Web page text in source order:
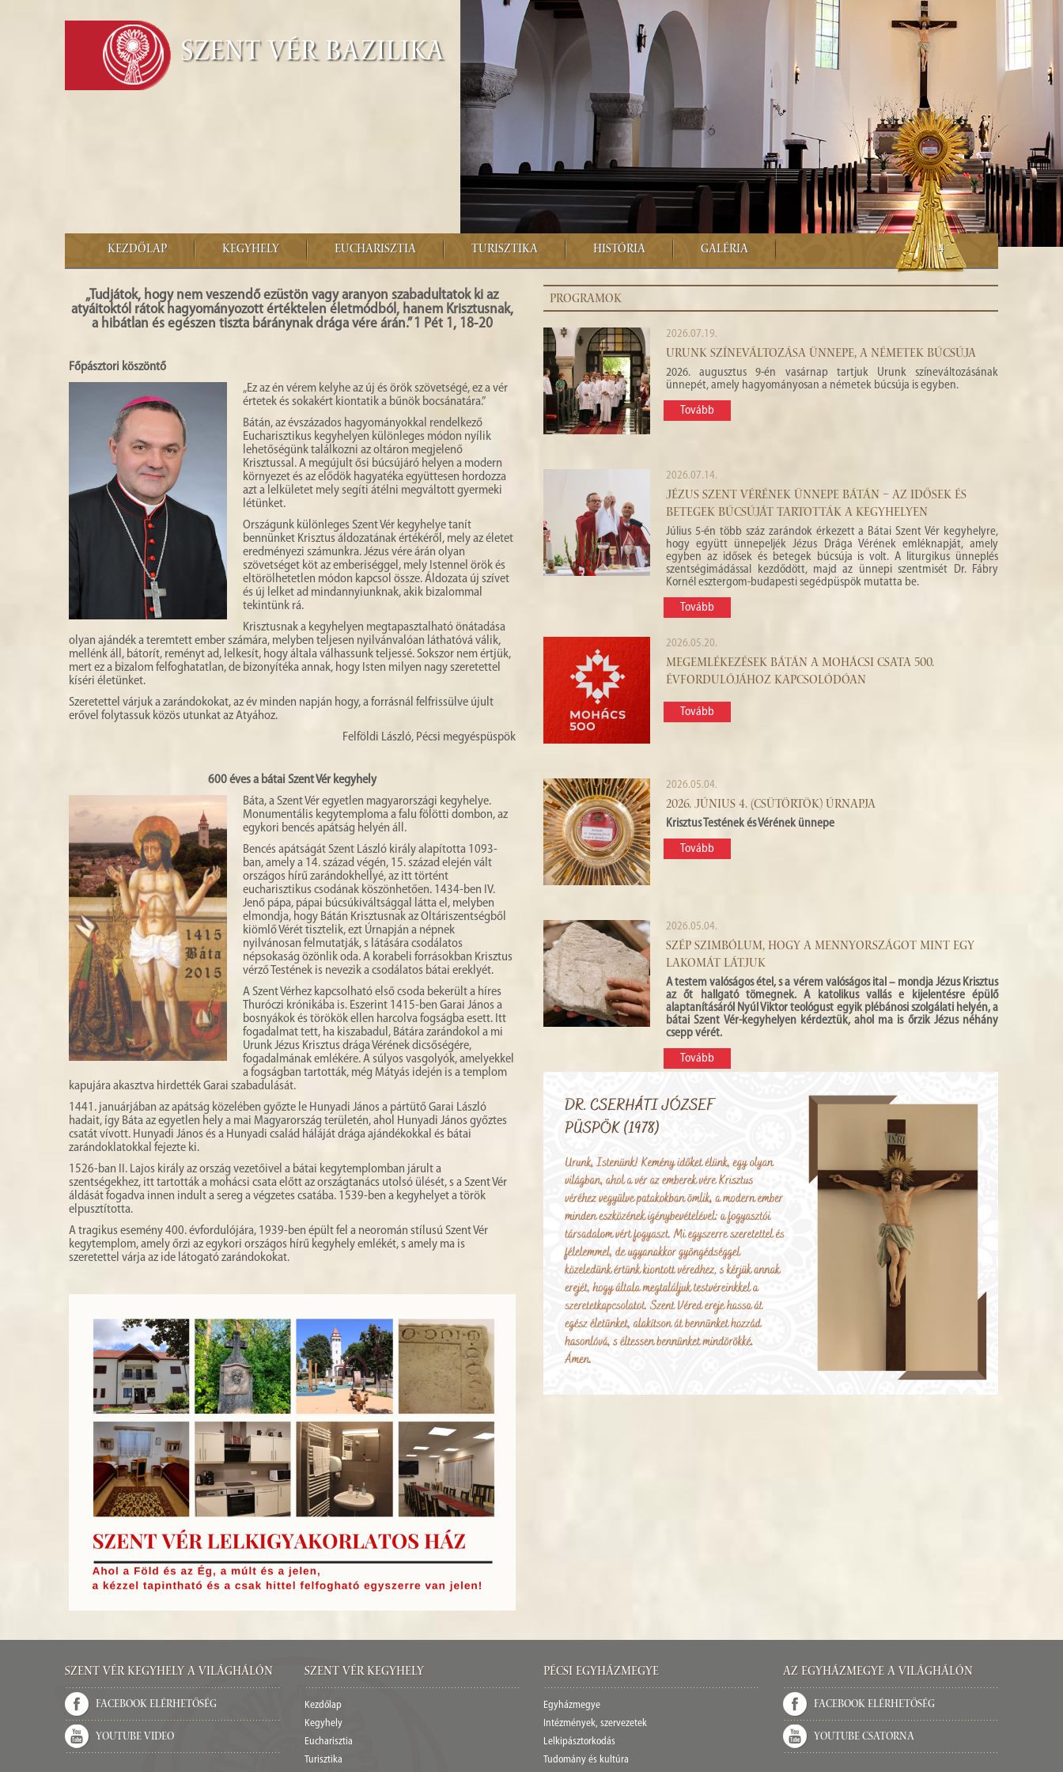
Szent Vér Bazilika
KEZDŐLAP KEGYHELY EUCHARISZTIA TURISZTIKA HISTÓRIA GALÉRIA 4
„Tudjátok, hogy nem veszendő ezüstön vagy aranyon szabadultatok ki az
atyáitoktól rátok hagyományozott értéktelen életmódból, hanem Krisztusnak,
a hibátlan és egészen tiszta báránynak drága vére árán.” 1 Pét 1, 18-20
Főpásztori köszöntő
„Ez az én vérem kelyhe az új és örök szövetségé, ez a vér
értetek és sokakért kiontatik a bűnök bocsánatára.”
Bátán, az évszázados hagyományokkal rendelkező
Eucharisztikus kegyhelyen különleges módon nyílik
lehetőségünk találkozni az oltáron megjelenő
Krisztussal. A megújult ősi búcsújáró helyen a modern
környezet és az elődök hagyatéka együttesen hordozza
azt a lelkületet mely segíti átélni megváltott gyermeki
létünket.
Országunk különleges Szent Vér kegyhelye tanít
bennünket Krisztus áldozatának értékéről, mely az életet
eredményezi számunkra. Jézus vére árán olyan
szövetséget köt az emberiséggel, mely Istennel örök és
eltörölhetetlen módon kapcsol össze. Áldozata új szívet
és új lelket ad mindannyiunknak, akik bizalommal
tekintünk rá.
Krisztusnak a kegyhelyen megtapasztalható önátadása
olyan ajándék a teremtett ember számára, melyben teljesen nyilvánvalóan láthatóvá válik,
mellénk áll, bátorít, reményt ad, lelkesít, hogy általa válhassunk teljessé. Sokszor nem értjük,
mert ez a bizalom felfoghatatlan, de bizonyítéka annak, hogy Isten milyen nagy szeretettel
kíséri életünket.
Szeretettel várjuk a zarándokokat, az év minden napján hogy, a forrásnál felfrissülve újult
erővel folytassuk közös utunkat az Atyához.
Felföldi László, Pécsi megyéspüspök
600 éves a bátai Szent Vér kegyhely
Báta, a Szent Vér egyetlen magyarországi kegyhelye.
Monumentális kegytemploma a falu fölötti dombon, az
egykori bencés apátság helyén áll.
Bencés apátságát Szent László király alapította 1093-
ban, amely a 14. század végén, 15. század elején vált
országos hírű zarándokhellyé, az itt történt
eucharisztikus csodának köszönhetően. 1434-ben IV.
Jenő pápa, pápai búcsúkiváltsággal látta el, melyben
elmondja, hogy Bátán Krisztusnak az Oltáriszentségből
kiömlő Vérét tisztelik, ezt Úrnapján a népnek
nyilvánosan felmutatják, s látására csodálatos
népsokaság özönlik oda. A korabeli forrásokban Krisztus
vérző Testének is nevezik a csodálatos bátai ereklyét.
A Szent Vérhez kapcsolható első csoda bekerült a híres
Thuróczi krónikába is. Eszerint 1415-ben Garai János a
bosnyákok és törökök ellen harcolva fogságba esett. Itt
fogadalmat tett, ha kiszabadul, Bátára zarándokol a mi
Urunk Jézus Krisztus drága Vérének dicsőségére,
fogadalmának emlékére. A súlyos vasgolyók, amelyekkel
a fogságban tartották, még Mátyás idején is a templom
kapujára akasztva hirdették Garai szabadulását.
1441. januárjában az apátság közelében győzte le Hunyadi János a pártütő Garai László
hadait, így Báta az egyetlen hely a mai Magyarország területén, ahol Hunyadi János győztes
csatát vívott. Hunyadi János és a Hunyadi család háláját drága ajándékokkal és bátai
zarándoklatokkal fejezte ki.
1526-ban II. Lajos király az ország vezetőivel a bátai kegytemplomban járult a
szentségekhez, itt tartották a mohácsi csata előtt az országtanács utolsó ülését, s a Szent Vér
áldását fogadva innen indult a sereg a végzetes csatába. 1539-ben a kegyhelyet a török
elpusztította.
A tragikus esemény 400. évfordulójára, 1939-ben épült fel a neoromán stílusú Szent Vér
kegytemplom, amely őrzi az egykori országos hírű kegyhely emlékét, s amely ma is
szeretettel várja az ide látogató zarándokokat.
PROGRAMOK
2026.07.19.
URUNK SZÍNEVÁLTOZÁSA ÜNNEPE, A NÉMETEK BÚCSÚJA
2026. augusztus 9-én vasárnap tartjuk Urunk színeváltozásának
ünnepét, amely hagyományosan a németek búcsúja is egyben.
Tovább
2026.07.14.
JÉZUS SZENT VÉRÉNEK ÜNNEPE BÁTÁN – AZ IDŐSEK ÉS
BETEGEK BÚCSÚJÁT TARTOTTÁK A KEGYHELYEN
Július 5-én több száz zarándok érkezett a Bátai Szent Vér kegyhelyre,
hogy együtt ünnepeljék Jézus Drága Vérének emléknapját, amely
egyben az idősek és betegek búcsúja is volt. A liturgikus ünneplés
szentségimádással kezdődött, majd az ünnepi szentmisét Dr. Fábry
Kornél esztergom-budapesti segédpüspök mutatta be.
Tovább
2026.05.20.
MEGEMLÉKEZÉSEK BÁTÁN A MOHÁCSI CSATA 500.
ÉVFORDULÓJÁHOZ KAPCSOLÓDÓAN
Tovább
2026.05.04.
2026. JÚNIUS 4. (CSÜTÖRTÖK) ÚRNAPJA
Krisztus Testének és Vérének ünnepe
Tovább
2026.05.04.
SZÉP SZIMBÓLUM, HOGY A MENNYORSZÁGOT MINT EGY
LAKOMÁT LÁTJUK
A testem valóságos étel, s a vérem valóságos ital – mondja Jézus Krisztus
az őt hallgató tömegnek. A katolikus vallás e kijelentésre épülő
alaptanításáról Nyúl Viktor teológust egyik plébánosi szolgálati helyén, a
bátai Szent Vér-kegyhelyen kérdeztük, ahol ma is őrzik Jézus néhány
csepp vérét.
Tovább
Szent Vér kegyhely a világhálón
Facebook elérhetőség
Youtube video
Szent Vér Kegyhely
Kezdőlap
Kegyhely
Eucharisztia
Turisztika
Pécsi egyházmegye
Egyházmegye
Intézmények, szervezetek
Lelkipásztorkodás
Tudomány és kultúra
Az Egyházmegye a világhálón
Facebook elérhetőség
Youtube csatorna